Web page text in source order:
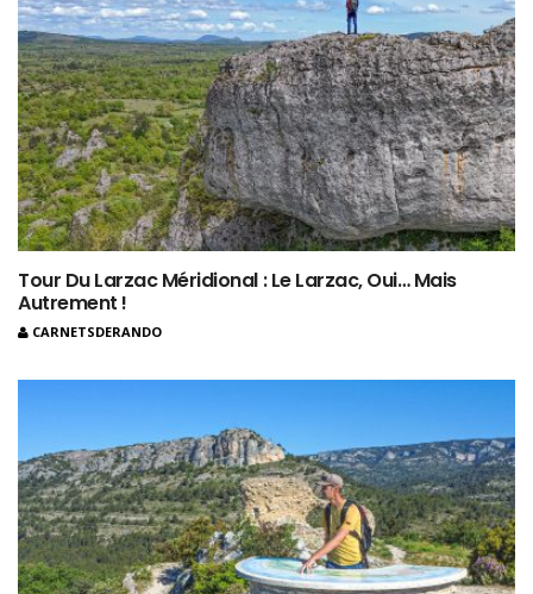
Tour Du Larzac Méridional : Le Larzac, Oui… Mais
Autrement !
CARNETSDERANDO